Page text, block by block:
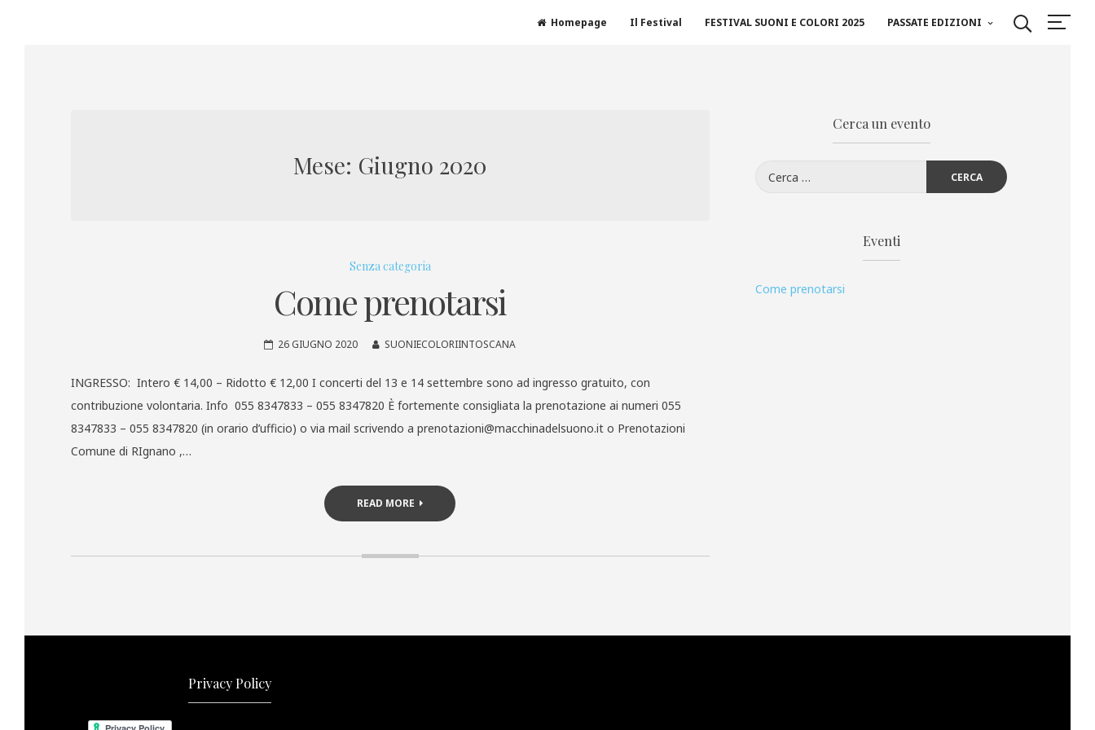
Homepage Il Festival FESTIVAL SUONI E COLORI 2025 PASSATE EDIZIONI
Mese: Giugno 2020
Senza categoria
Come prenotarsi
26 GIUGNO 2020 SUONIECOLORIINTOSCANA
INGRESSO: Intero € 14,00 – Ridotto € 12,00 I concerti del 13 e 14 settembre sono ad ingresso gratuito, con
contribuzione volontaria. Info 055 8347833 – 055 8347820 È fortemente consigliata la prenotazione ai numeri 055
8347833 – 055 8347820 (in orario d’ufficio) o via mail scrivendo a prenotazioni@macchinadelsuono.it o Prenotazioni
Comune di RIgnano ,…
READ MORE
Cerca un evento
Ricerca
per:
Eventi
Come prenotarsi
Privacy Policy